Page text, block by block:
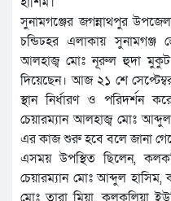
সুনামগঞ্জের জগন্নাথপুর
চন্ডিঢহর এলাকায় সুনামগঞ্জ
আলহাজ্ব মোঃ নূরুল হুদা মুকুট
দিয়েছেন। আজ ২১ শে
স্থান নির্ধারণ ও পরিদর্শন
চেয়ারম্যান আলহাজ্ব মোঃ আব্দুল
এর কাজ শুরু হবে বলে জানা
এসময় উপস্থিত ছিলেন,
চেয়ারম্যান মোঃ আব্দুল